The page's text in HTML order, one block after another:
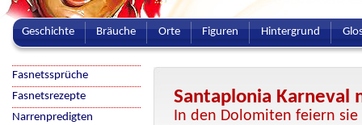
Geschichte Bräuche Orte Figuren Hintergrund
Santaplonia Karneval
In den Dolomiten feiern sie
Fasnetssprüche
Fasnetsrezepte
Narrenpredigten